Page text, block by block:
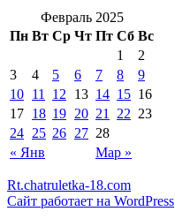
Февраль 2025
Пн Вт Ср Чт Пт Сб Вс
« Янв Мар »
1
2
3
4 5 6 7 8
9
10 11 12 13 14 15 16
17 18 19 20 21 22 23
24 25 26 27 28
Rt.chatruletka-18.com
Сайт работает на WordPress